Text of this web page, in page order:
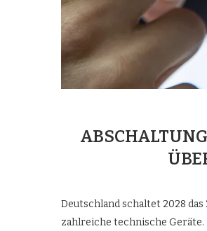
Deutschland schaltet 2028
zahlreiche technische Geräte.